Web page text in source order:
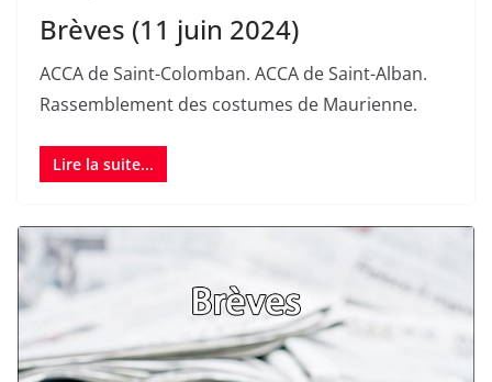
Brèves (11 juin 2024)
ACCA de Saint-Colomban. ACCA de Saint-Alban.
Rassemblement des costumes de Maurienne.
Lire la suite...